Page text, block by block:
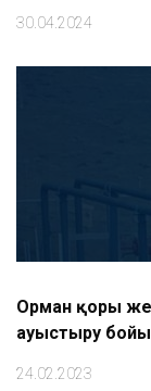
30.04.2024
Орман қоры
ауыстыру
24.02.2023